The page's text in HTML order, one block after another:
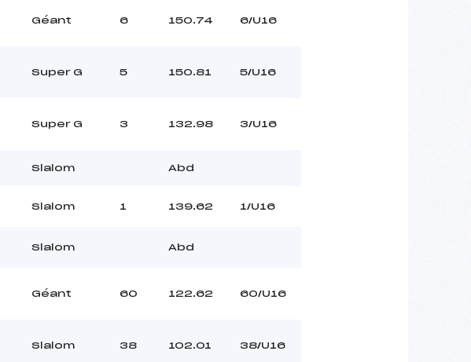
Géant 6 150.74 6/U16
Super G 5 150.81 5/U16
Super G 3 132.98 3/U16
Slalom Abd
Slalom 1 139.62 1/U16
Slalom Abd
Géant 60 122.62 60/U16
Slalom 38 102.01 38/U16